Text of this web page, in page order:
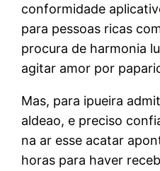
conformidade
para pessoas ricas
procura de harmonia
agitar amor por
Mas, para ipueira
aldeao, e preciso
na ar esse acatar
horas para haver